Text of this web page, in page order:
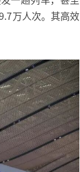
万人次。其高效